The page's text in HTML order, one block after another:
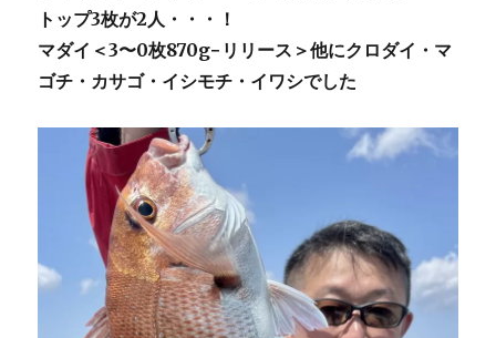
トップ3枚が2人・・・！
マダイ＜3〜0枚870g−リリース＞他にクロダイ・マ
ゴチ・カサゴ・イシモチ・イワシでした